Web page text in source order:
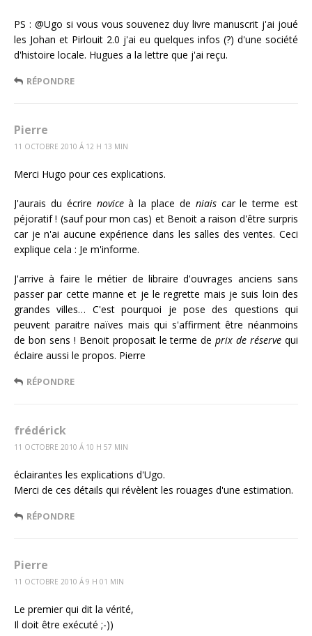
PS : @Ugo si vous vous souvenez duy livre manuscrit j'ai joué
les Johan et Pirlouit 2.0 j'ai eu quelques infos (?) d'une société
d'histoire locale. Hugues a la lettre que j'ai reçu.
RÉPONDRE
Pierre
11 OCTOBRE 2010 Á 12 H 13 MIN
Merci Hugo pour ces explications.
J'aurais du écrire noviceà la place de niais car le terme est
péjoratif ! (sauf pour mon cas) et Benoit a raison d'être surpris
car je n'ai aucune expérience dans les salles des ventes. Ceci
explique cela : Je m'informe.
J'arrive à faire le métier de libraire d'ouvrages anciens sans
passer par cette manne et je le regrette mais je suis loin des
grandes villes… C'est pourquoi je pose des questions qui
peuvent paraitre naïves mais qui s'affirment être néanmoins
de bon sens ! Benoit proposait le terme deprix de réserve qui
éclaire aussi le propos. Pierre
RÉPONDRE
frédérick
11 OCTOBRE 2010 Á 10 H 57 MIN
éclairantes les explications d'Ugo.
Merci de ces détails qui révèlent les rouages d'une estimation.
RÉPONDRE
Pierre
11 OCTOBRE 2010 Á 9 H 01 MIN
Le premier qui dit la vérité,
Il doit être exécuté ;-))